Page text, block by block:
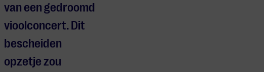
van een gedroomd
vioolconcert. Dit
bescheiden
opzetje zou